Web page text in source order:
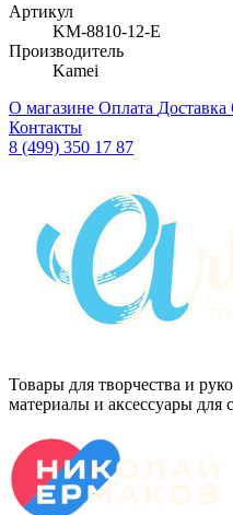
Артикул
KM-8810-12-E
Производитель
Kamei
О магазине Оплата Доставка
Контакты
8 (499) 350 17 87
Товары для творчества и
материалы и аксессуары